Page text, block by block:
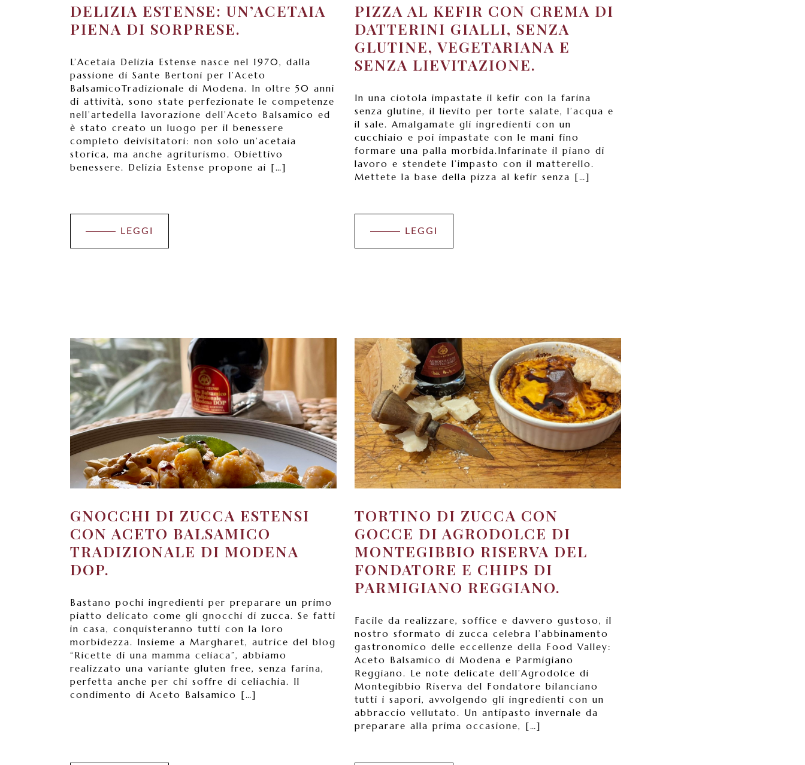
DELIZIA ESTENSE: UN’ACETAIA
PIENA DI SORPRESE.
L’Acetaia Delizia Estense nasce nel 1970, dalla
passione di Sante Bertoni per l’Aceto
BalsamicoTradizionale di Modena. In oltre 50 anni
di attività, sono state perfezionate le competenze
nell’artedella lavorazione dell’Aceto Balsamico ed
è stato creato un luogo per il benessere
completo deivisitatori: non solo un’acetaia
storica, ma anche agriturismo. Obiettivo
benessere. Delizia Estense propone ai […]
LEGGI
PIZZA AL KEFIR CON CREMA DI
DATTERINI GIALLI, SENZA
GLUTINE, VEGETARIANA E
SENZA LIEVITAZIONE.
In una ciotola impastate il kefir con la farina
senza glutine, il lievito per torte salate, l’acqua e
il sale. Amalgamate gli ingredienti con un
cucchiaio e poi impastate con le mani fino
formare una palla morbida.Infarinate il piano di
lavoro e stendete l’impasto con il matterello.
Mettete la base della pizza al kefir senza […]
LEGGI
GNOCCHI DI ZUCCA ESTENSI
CON ACETO BALSAMICO
TRADIZIONALE DI MODENA
DOP.
Bastano pochi ingredienti per preparare un primo
piatto delicato come gli gnocchi di zucca. Se fatti
in casa, conquisteranno tutti con la loro
morbidezza. Insieme a Margharet, autrice del blog
“Ricette di una mamma celiaca”, abbiamo
realizzato una variante gluten free, senza farina,
perfetta anche per chi soffre di celiachia. Il
condimento di Aceto Balsamico […]
TORTINO DI ZUCCA CON
GOCCE DI AGRODOLCE DI
MONTEGIBBIO RISERVA DEL
FONDATORE E CHIPS DI
PARMIGIANO REGGIANO.
Facile da realizzare, soffice e davvero gustoso, il
nostro sformato di zucca celebra l’abbinamento
gastronomico delle eccellenze della Food Valley:
Aceto Balsamico di Modena e Parmigiano
Reggiano. Le note delicate dell’Agrodolce di
Montegibbio Riserva del Fondatore bilanciano
tutti i sapori, avvolgendo gli ingredienti con un
abbraccio vellutato. Un antipasto invernale da
preparare alla prima occasione, […]